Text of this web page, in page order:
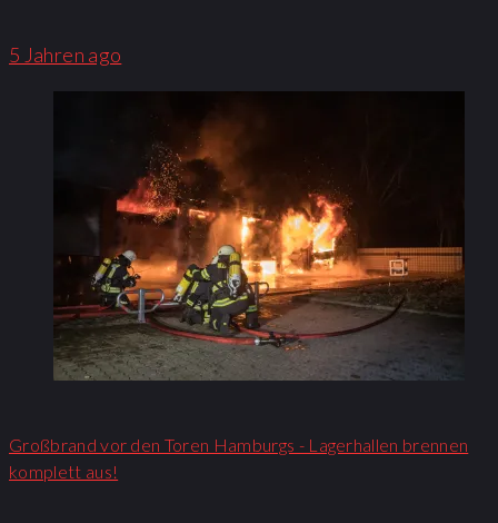
5 Jahren ago
Großbrand vor den Toren Hamburgs - Lagerhallen brennen
komplett aus!